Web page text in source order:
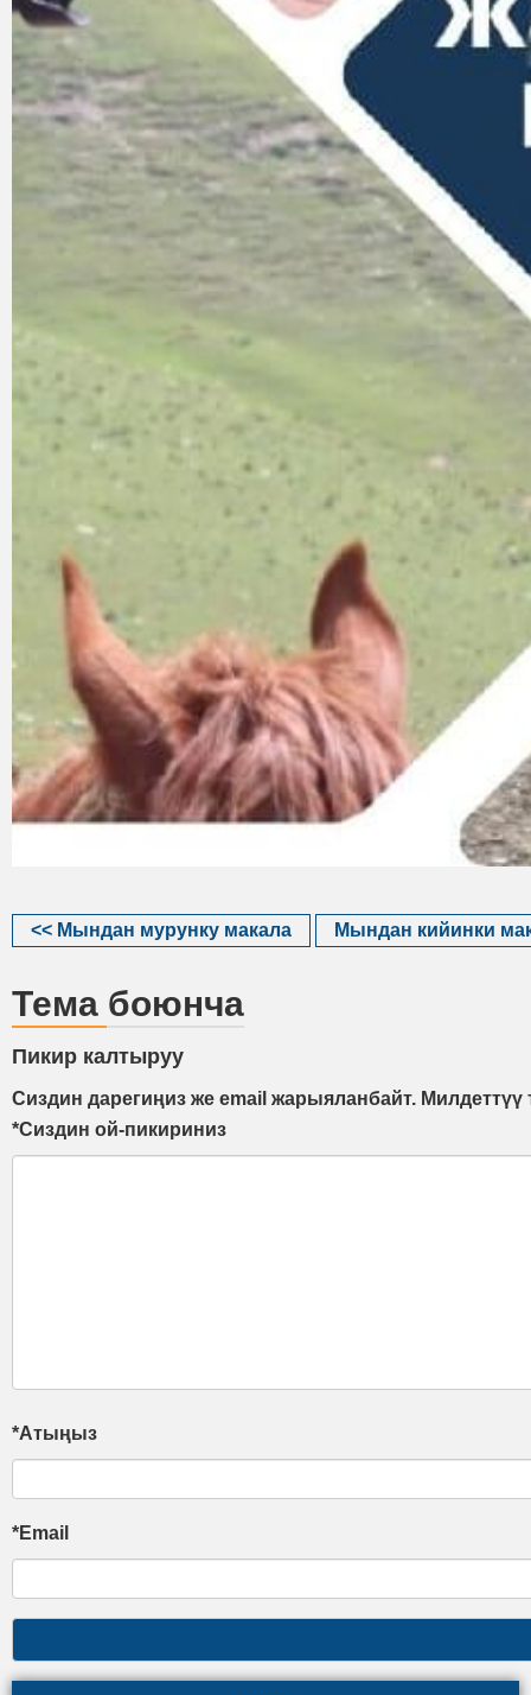
<< Мындан мурунку макала Мындан кийинки
Тема боюнча
Пикир калтыруу
Сиздин дарегиңиз же email жарыяланбайт. Милдеттүү
*Сиздин ой-пикириниз
*Атыңыз
*Email